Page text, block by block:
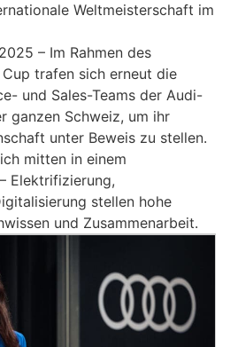
Weltmeisterschaft im
– Im Rahmen des
trafen sich erneut die
und Sales-Teams der Audi-
ganzen Schweiz, um ihr
unter Beweis zu stellen.
mitten in einem
Elektrifizierung,
stellen hohe
und Zusammenarbeit.